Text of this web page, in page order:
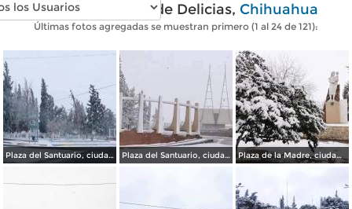
Fotos modernas de Delicias, Chihuahua
Últimas fotos agregadas se muestran primero (1 al 24 de 121):
Plaza del Santuario, ciudad Delicias Chihuahua. Plaza del Santuario, ciudad Delicias. Plaza de la Madre, ciudad Delicias.